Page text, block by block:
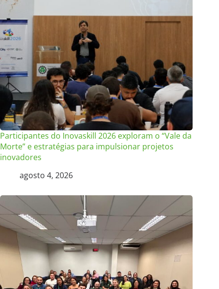
Participantes do Inovaskill 2026 exploram o “Vale da
Morte” e estratégias para impulsionar projetos
inovadores
agosto 4, 2026